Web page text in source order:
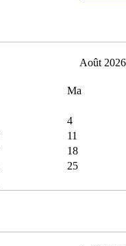
Août 2026
Ma
4
11
18
25